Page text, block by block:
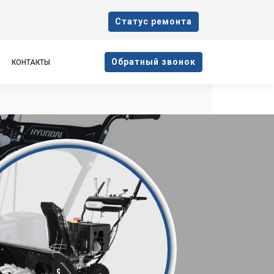
Cтатус ремонта
КОНТАКТЫ Oбратный звонок